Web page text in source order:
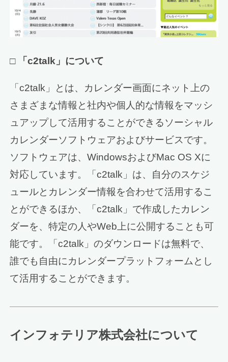
□ 「c2talk」について
「c2talk」とは、カレンダー画面にネット上の
さまざまな情報と社内や個人的な情報をマッシ
ュアップして活用することができるソーシャル
カレンダーソフトウェアおよびサービスです。
ソフトウェアは、WindowsおよびMac OS Xに
対応しています。「c2talk」は、自分のスケジ
ュールとカレンダー情報を合わせて活用するこ
とができるほか、「c2talk」で作成したカレン
ダーを、特定の人やWeb上に公開することも可
能です。「c2talk」のダウンロードは無料で、
誰でも自由にカレンダープラットフォームとし
て活用することができます。
インフォテリア株式会社について